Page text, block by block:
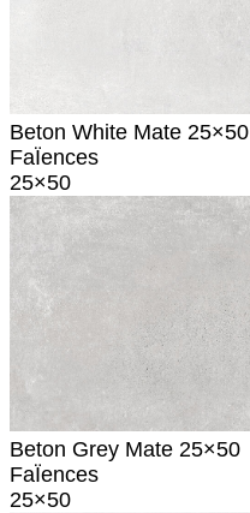
Beton White Mate 25×50
FaÏences
25×50
Beton Grey Mate 25×50
FaÏences
25×50